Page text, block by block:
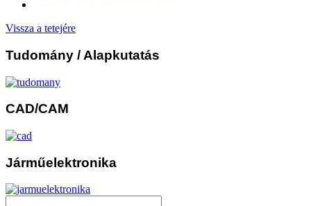
Vissza a tetejére
Tudomány / Alapkutatás
CAD/CAM
Járműelektronika